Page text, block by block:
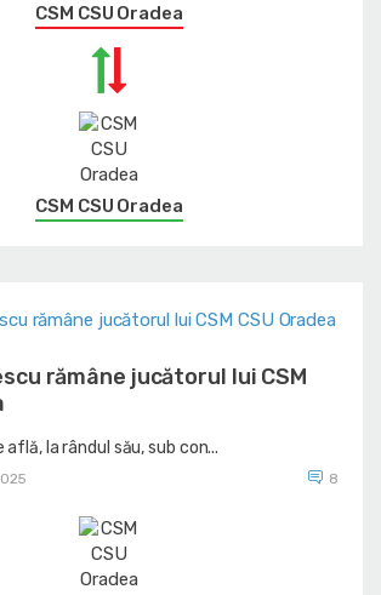
CSM CSU Oradea
CSM CSU Oradea
rămâne jucătorul lui CSM
află, la rândul său, sub con...
8